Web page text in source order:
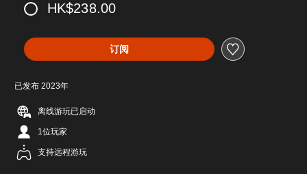
HK$238.00
订阅
已发布 2023年
离线游玩已启动
1位玩家
支持远程游玩